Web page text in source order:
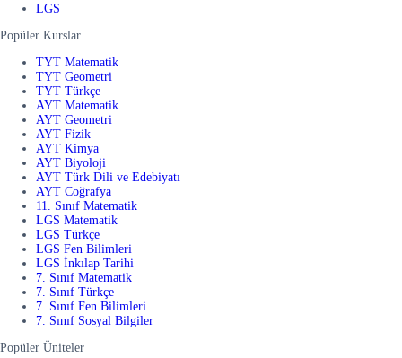
LGS
Popüler Kurslar
TYT Matematik
TYT Geometri
TYT Türkçe
AYT Matematik
AYT Geometri
AYT Fizik
AYT Kimya
AYT Biyoloji
AYT Türk Dili ve Edebiyatı
AYT Coğrafya
11. Sınıf Matematik
LGS Matematik
LGS Türkçe
LGS Fen Bilimleri
LGS İnkılap Tarihi
7. Sınıf Matematik
7. Sınıf Türkçe
7. Sınıf Fen Bilimleri
7. Sınıf Sosyal Bilgiler
Popüler Üniteler